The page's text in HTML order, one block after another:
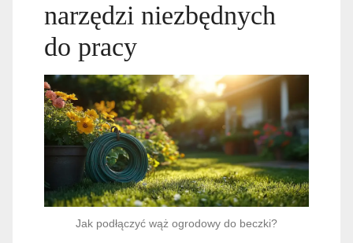
narzędzi niezbędnych
do pracy
Jak podłączyć wąż ogrodowy do beczki?